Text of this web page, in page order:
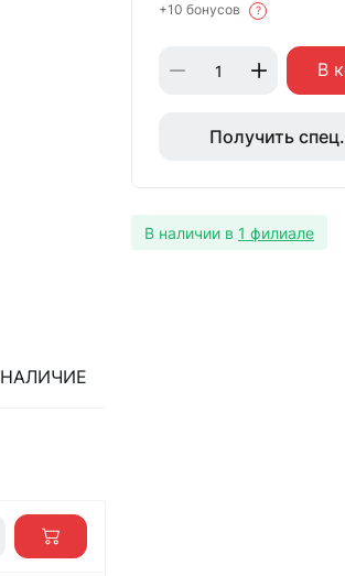
НАЛИЧИЕ
+10 бонусов
?
В
Получить
В наличии в 1 филиале